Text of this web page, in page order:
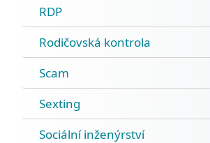
RDP
Rodičovská kontrola
Scam
Sexting
Sociální inženýrství